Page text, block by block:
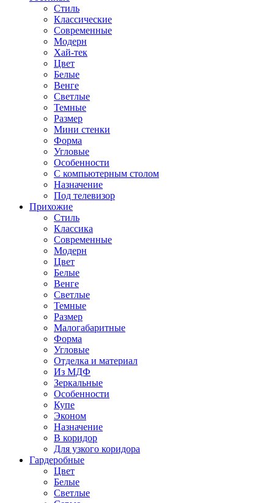
Стиль
Классические
Современные
Модерн
Хай-тек
Цвет
Белые
Венге
Светлые
Темные
Размер
Мини стенки
Форма
Угловые
Особенности
С компьютерным столом
Назначение
Под телевизор
Прихожие
Стиль
Классика
Современные
Модерн
Цвет
Белые
Венге
Светлые
Темные
Размер
Малогабаритные
Форма
Угловые
Отделка и материал
Из МДФ
Зеркальные
Особенности
Купе
Эконом
Назначение
В коридор
Для узкого коридора
Гардеробные
Цвет
Белые
Светлые